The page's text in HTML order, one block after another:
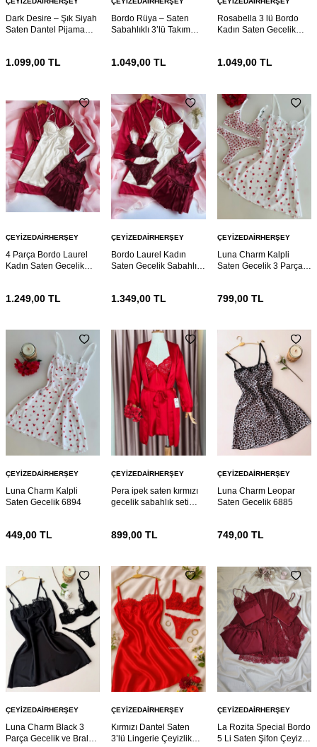
Dark Desire – Şık Siyah
Saten Dantel Pijama
1.099,00 TL
Bordo Rüya – Saten
Sabahlıklı 3’lü Takım
1.049,00 TL
Rosabella 3 lü Bordo
Kadın Saten Gecelik
1.049,00TL
ÇEYIZEDAIRHERŞEY
4 Parça Bordo Laurel
Kadın Saten Gecelik
1.249,00 TL
ÇEYIZEDAIRHERŞEY
Bordo Laurel Kadın
Saten Gecelik Sabahlık
1.349,00 TL
ÇEYIZEDAIRHERŞEY
Luna Charm Kalpli
Saten Gecelik 3 Parça
799,00TL
ÇEYIZEDAIRHERŞEY
Luna Charm Kalpli
Saten Gecelik 6894
449,00 TL
ÇEYIZEDAIRHERŞEY
Pera ipek saten kırmızı
gecelik sabahlık seti
899,00 TL
ÇEYIZEDAIRHERŞEY
Luna Charm Leopar
Saten Gecelik 6885
749,00TL
ÇEYIZEDAIRHERŞEY
Luna Charm Black 3
Parça Gecelik ve Bralet
ÇEYIZEDAIRHERŞEY
Kırmızı Dantel Saten
3’lü Lingerie Çeyizlik
ÇEYIZEDAIRHERŞEY
La Rozita Special Bordo
5 Li Saten Şifon Çeyiz